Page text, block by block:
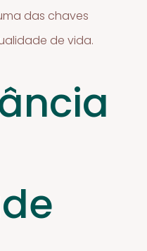
das chaves
de vida.